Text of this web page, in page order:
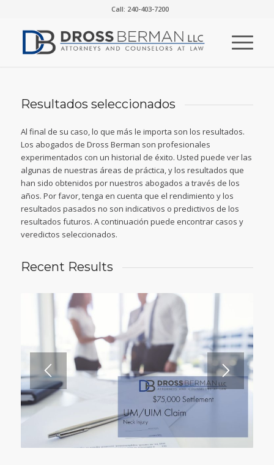
Call: 240-403-7200
Resultados seleccionados
Al final de su caso, lo que más le importa son los resultados.
Los abogados de Dross Berman son profesionales
experimentados con un historial de éxito. Usted puede ver las
algunas de nuestras áreas de práctica, y los resultados que
han sido obtenidos por nuestros abogados a través de los
años. Por favor, tenga en cuenta que el rendimiento y los
resultados pasados no son indicativos o predictivos de los
resultados futuros. A continuación puede encontrar casos y
veredictos seleccionados.
Recent Results